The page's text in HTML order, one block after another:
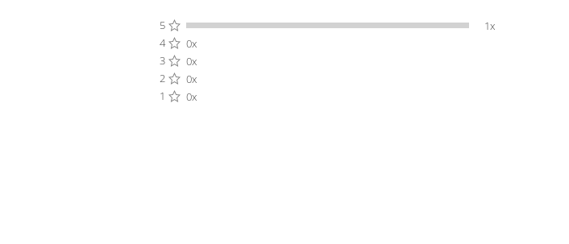
5
1x
4
0x
3
0x
2
0x
1
0x